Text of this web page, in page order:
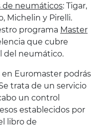
de neumáticos: Tigar,
Michelin y Pirelli.
programa Master
que cubre
del neumático.
en Euromaster podrás
trata de un servicio
un control
establecidos por
libro de